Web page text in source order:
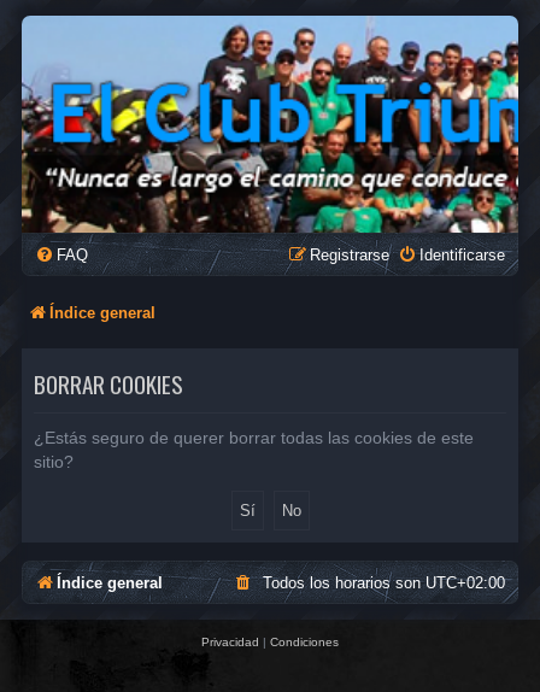
FAQ Identificarse
Registrarse
Índice general
BORRAR COOKIES
¿Estás seguro de querer borrar todas las cookies de este
sitio?
Índice general Todos los horarios sonUTC+02:00
Privacidad | Condiciones